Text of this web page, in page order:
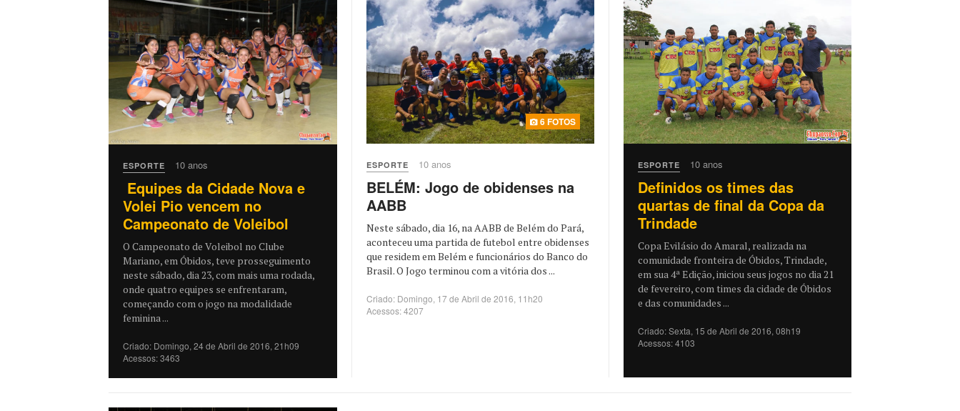
ESPORTE 10 anos
Equipes da Cidade Nova e
Volei Pio vencem no
Campeonato de Voleibol
O Campeonato de Voleibol no Clube
Mariano, em Óbidos, teve prosseguimento
neste sábado, dia 23, com mais uma rodada,
onde quatro equipes se enfrentaram,
começando com o jogo na modalidade
feminina ...
Criado: Domingo, 24 de Abril de 2016, 21h09
Acessos: 3463
6 FOTOS
ESPORTE 10 anos
BELÉM: Jogo de obidenses na
AABB
Neste sábado, dia 16, na AABB de Belém do Pará,
aconteceu uma partida de futebol entre obidenses
que residem em Belém e funcionários do Banco do
Brasil. O Jogo terminou com a vitória dos ...
Criado: Domingo, 17 de Abril de 2016, 11h20
Acessos: 4207
ESPORTE 10 anos
Definidos os times das
quartas de final da Copa da
Trindade
Copa Evilásio do Amaral, realizada na
comunidade fronteira de Óbidos, Trindade,
em sua 4ª Edição, iniciou seus jogos no dia 21
de fevereiro, com times da cidade de Óbidos
e das comunidades ...
Criado: Sexta, 15 de Abril de 2016, 08h19
Acessos: 4103